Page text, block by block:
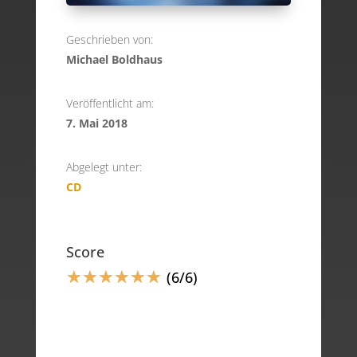
Geschrieben von:
Michael Boldhaus
Veröffentlicht am:
7. Mai 2018
Abgelegt unter:
CD
Score
☆☆☆☆☆☆ (6/6)